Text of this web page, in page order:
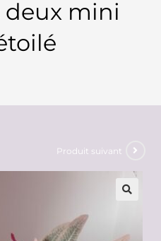
deux mini
Produit suivant